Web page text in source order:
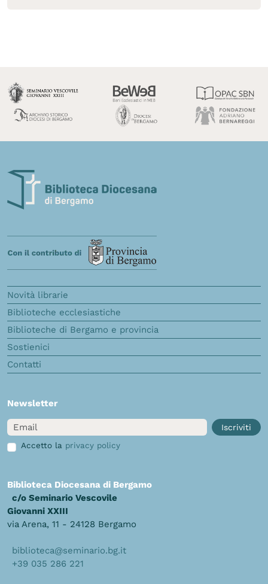
Novità librarie
Biblioteche ecclesiastiche
Biblioteche di Bergamo e provincia
Sostienici
Contatti
Newsletter
Email
Iscriviti
Accetto la privacy policy
Biblioteca Diocesana di Bergamo
c/o Seminario Vescovile
Giovanni XXIII
via Arena, 11 - 24128 Bergamo
biblioteca@seminario.bg.it
+39 035 286 221